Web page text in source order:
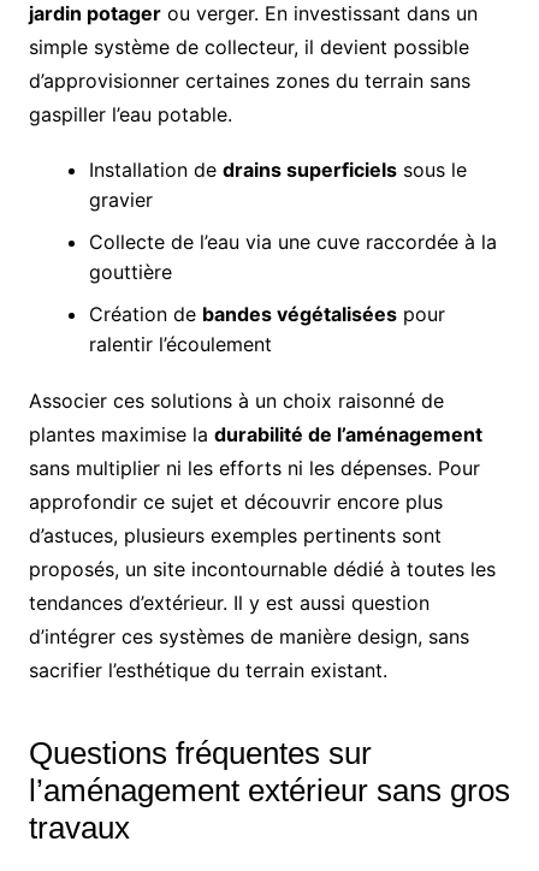
jardin potagerou verger. En investissant dans un
simple système de collecteur, il devient possible
d’approvisionner certaines zones du terrain sans
gaspiller l’eau potable.
Installation de drains superficielssous le
gravier
Collecte de l’eau via une cuve raccordée à la
gouttière
Création de bandes végétaliséespour
ralentir l’écoulement
Associer ces solutions à un choix raisonné de
plantes maximise la durabilité de l’aménagement
sans multiplier ni les efforts ni les dépenses. Pour
approfondir ce sujet et découvrir encore plus
d’astuces, plusieurs exemples pertinents sont
proposés, un site incontournable dédié à toutes les
tendances d’extérieur. Il y est aussi question
d’intégrer ces systèmes de manière design, sans
sacrifier l’esthétique du terrain existant.
Questions fréquentes sur
l’aménagement extérieur sans gros
travaux